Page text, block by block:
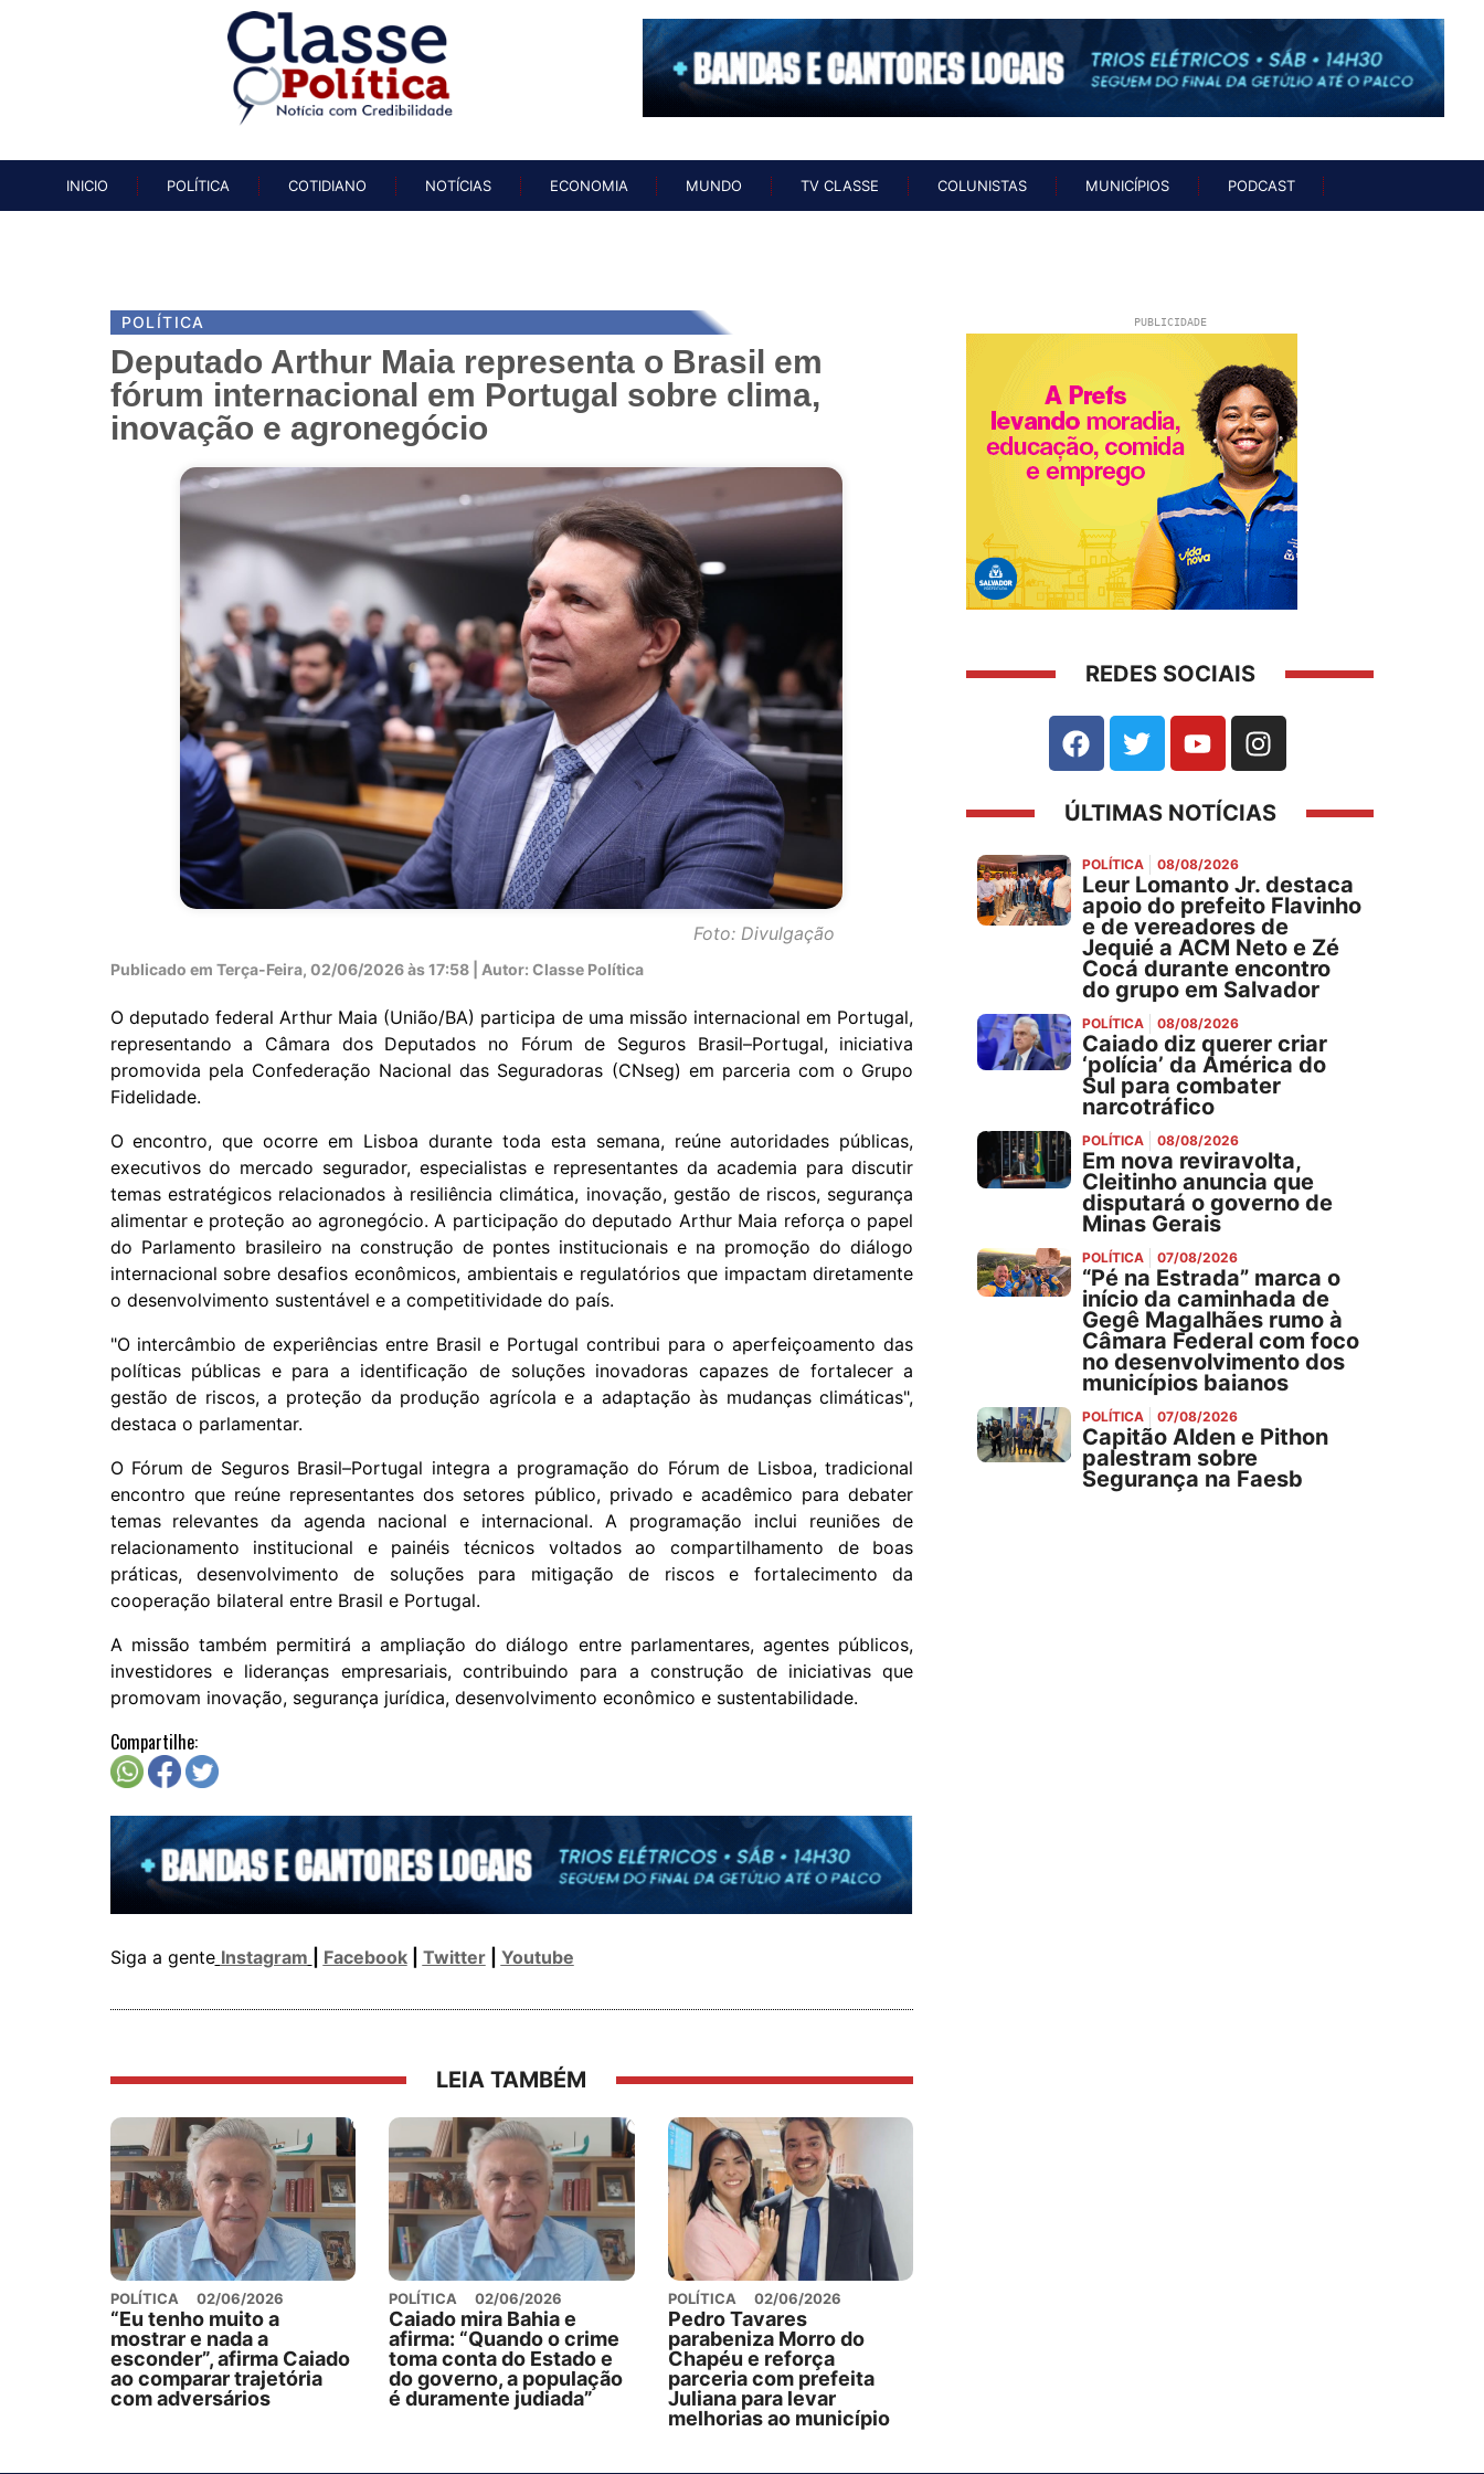
INICIO
POLÍTICA COTIDIANO NOTÍCIAS ECONOMIA MUNDO TV CLASSE COLUNISTAS MUNICÍPIOS PODCAST
POLÍTICA
Deputado Arthur Maia representa o Brasil em
fórum internacional em Portugal sobre clima,
inovação e agronegócio
Foto: Divulgação
Publicado em Terça-Feira, 02/06/2026 às 17:58 | Autor: Classe Política
O deputado federal Arthur Maia (União/BA) participa de uma missão internacional em Portugal,
representando a Câmara dos Deputados no Fórum de Seguros Brasil–Portugal, iniciativa
promovida pela Confederação Nacional das Seguradoras (CNseg) em parceria com o Grupo
Fidelidade.
O encontro, que ocorre em Lisboa durante toda esta semana, reúne autoridades públicas,
executivos do mercado segurador, especialistas e representantes da academia para discutir
temas estratégicos relacionados à resiliência climática, inovação, gestão de riscos, segurança
alimentar e proteção ao agronegócio. A participação do deputado Arthur Maia reforça o papel
do Parlamento brasileiro na construção de pontes institucionais e na promoção do diálogo
internacional sobre desafios econômicos, ambientais e regulatórios que impactam diretamente
o desenvolvimento sustentável e a competitividade do país.
"O intercâmbio de experiências entre Brasil e Portugal contribui para o aperfeiçoamento das
políticas públicas e para a identificação de soluções inovadoras capazes de fortalecer a
gestão de riscos, a proteção da produção agrícola e a adaptação às mudanças climáticas",
destaca o parlamentar.
O Fórum de Seguros Brasil–Portugal integra a programação do Fórum de Lisboa, tradicional
encontro que reúne representantes dos setores público, privado e acadêmico para debater
temas relevantes da agenda nacional e internacional. A programação inclui reuniões de
relacionamento institucional e painéis técnicos voltados ao compartilhamento de boas
práticas, desenvolvimento de soluções para mitigação de riscos e fortalecimento da
cooperação bilateral entre Brasil e Portugal.
A missão também permitirá a ampliação do diálogo entre parlamentares, agentes públicos,
investidores e lideranças empresariais, contribuindo para a construção de iniciativas que
promovam inovação, segurança jurídica, desenvolvimento econômico e sustentabilidade.
Compartilhe:
Siga a gente Instagram Facebook| Twitter| Youtube
LEIA TAMBÉM
POLÍTICA 02/06/2026
“Eu tenho muito a
mostrar e nada a
esconder”, afirma Caiado
ao comparar trajetória
com adversários
POLÍTICA 02/06/2026
Caiado mira Bahia e
afirma: “Quando o crime
toma conta do Estado e
do governo, a população
é duramente judiada”
POLÍTICA 02/06/2026
Pedro Tavares
parabeniza Morro do
Chapéu e reforça
parceria com prefeita
Juliana para levar
melhorias ao município
PUBLICIDADE
REDES SOCIAIS
ÚLTIMAS NOTÍCIAS
POLÍTICA 08/08/2026
Leur Lomanto Jr. destaca
apoio do prefeito Flavinho
e de vereadores de
Jequié a ACM Neto e Zé
Cocá durante encontro
do grupo em Salvador
POLÍTICA 08/08/2026
Caiado diz querer criar
‘polícia’ da América do
Sul para combater
narcotráfico
POLÍTICA 08/08/2026
Em nova reviravolta,
Cleitinho anuncia que
disputará o governo de
Minas Gerais
POLÍTICA 07/08/2026
“Pé na Estrada” marca o
início da caminhada de
Gegê Magalhães rumo à
Câmara Federal com foco
no desenvolvimento dos
municípios baianos
POLÍTICA 07/08/2026
Capitão Alden e Pithon
palestram sobre
Segurança na Faesb